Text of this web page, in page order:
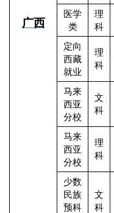
广西
医学
类
理
科
定向
西藏
就业
理
科
马来
西亚
分校
文
科
马来
西亚
分校
理
科
少数
民族
预科
文
科